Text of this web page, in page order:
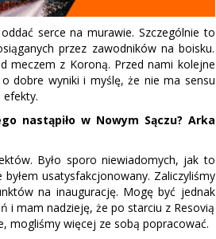
serce na murawie. Szczególnie to
przez zawodników na boisku.
meczem z Koroną. Przed nami kolejne
dobre wyniki i myślę, że nie ma sensu
efekty.
nastąpiło w Nowym Sączu? Arka
Było sporo niewiadomych, jak to
usatysfakcjonowany. Zaliczyliśmy
na inaugurację. Mogę być jednak
i mam nadzieję, że po starciu z Resovią
mogliśmy więcej ze sobą popracować.